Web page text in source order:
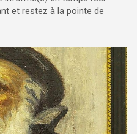
et restez à la pointe de